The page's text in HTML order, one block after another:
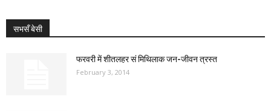
सभसँ बेसी
फरवरी में शीतलहर सं मिथिलाक जन-जीवन त्रस्त
February 3, 2014